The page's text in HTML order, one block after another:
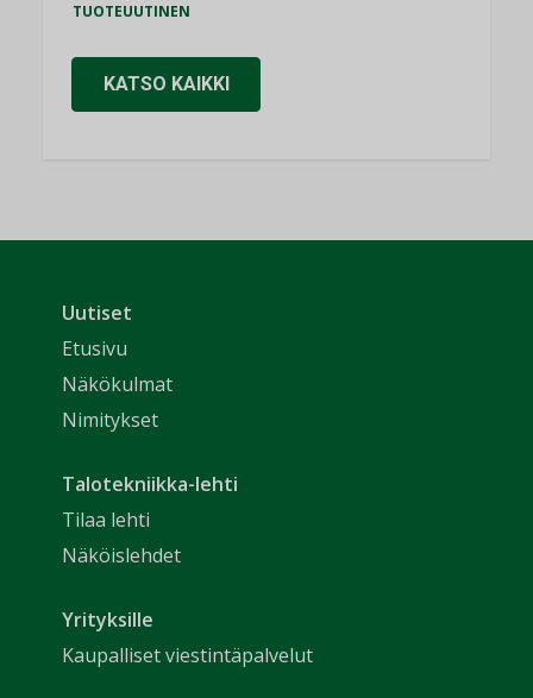
TUOTEUUTINEN
KATSO KAIKKI
Uutiset
Etusivu
Näkökulmat
Nimitykset
Talotekniikka-lehti
Tilaa lehti
Näköislehdet
Yrityksille
Kaupalliset viestintäpalvelut